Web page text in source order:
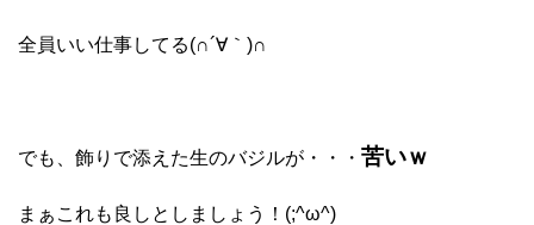
全員いい仕事してる(∩´∀｀)∩
でも、飾りで添えた生のバジルが・・・ 苦いｗ
まぁこれも良しとしましょう！(;^ω^)